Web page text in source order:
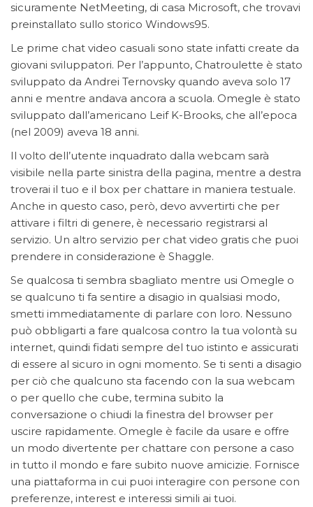
sicuramente NetMeeting, di casa Microsoft, che trovavi
preinstallato sullo storico Windows95.
Le prime chat video casuali sono state infatti create da
giovani sviluppatori. Per l’appunto, Chatroulette è stato
sviluppato da Andrei Ternovsky quando aveva solo 17
anni e mentre andava ancora a scuola. Omegle è stato
sviluppato dall’americano Leif K-Brooks, che all’epoca
(nel 2009) aveva 18 anni.
Il volto dell’utente inquadrato dalla webcam sarà
visibile nella parte sinistra della pagina, mentre a destra
troverai il tuo e il box per chattare in maniera testuale.
Anche in questo caso, però, devo avvertirti che per
attivare i filtri di genere, è necessario registrarsi al
servizio. Un altro servizio per chat video gratis che puoi
prendere in considerazione è Shaggle.
Se qualcosa ti sembra sbagliato mentre usi Omegle o
se qualcuno ti fa sentire a disagio in qualsiasi modo,
smetti immediatamente di parlare con loro. Nessuno
può obbligarti a fare qualcosa contro la tua volontà su
internet, quindi fidati sempre del tuo istinto e assicurati
di essere al sicuro in ogni momento. Se ti senti a disagio
per ciò che qualcuno sta facendo con la sua webcam
o per quello che cube, termina subito la
conversazione o chiudi la finestra del browser per
uscire rapidamente. Omegle è facile da usare e offre
un modo divertente per chattare con persone a caso
in tutto il mondo e fare subito nuove amicizie. Fornisce
una piattaforma in cui puoi interagire con persone con
preferenze, interest e interessi simili ai tuoi.